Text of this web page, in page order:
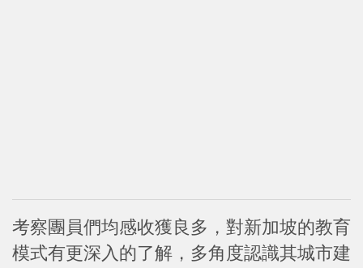
考察團員們均感收獲良多，對新加坡的教育
模式有更深入的了解，多角度認識其城市建